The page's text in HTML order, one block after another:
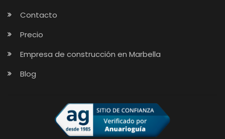
Contacto
Precio
Empresa de construcción en Marbella
Blog